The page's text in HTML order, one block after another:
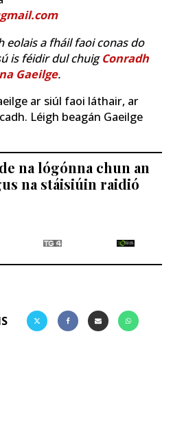
eolais a fháil faoi conas do
is féidir dul chuigConradh
Gaeilge.
ar siúl faoi láthair, ar
Léigh beagán Gaeilge
na lógónna chun an
na stáisiúin raidió